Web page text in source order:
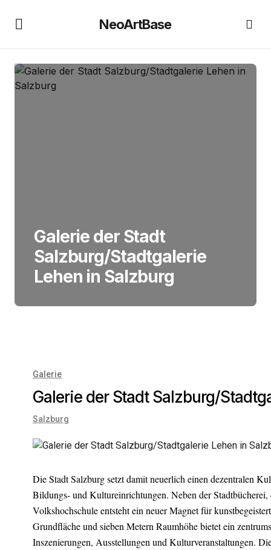
NeoArtBase
Galerie der Stadt
Salzburg/Stadtgalerie
Lehen in Salzburg
Galerie
Galerie der Stadt Salzburg/
Salzburg
Die Stadt Salzburg setzt damit neuerlich einen dezentralen
Bildungs- und Kultureinrichtungen. Neben der
Volkshochschule entsteht ein neuer Magnet für
Grundfläche und sieben Metern Raumhöhe bietet ein
Inszenierungen, Ausstellungen und Kulturveranstaltungen.